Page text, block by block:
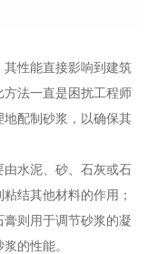
性能直接影响到建筑
法一直是困扰工程师
配制砂浆，以确保其
水泥、砂、石灰或石
结其他材料的作用；
则用于调节砂浆的凝
的性能。